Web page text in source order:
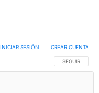
SIGA ESTA
SEGUIR
INICIAR SESIÓN CREAR CUENTA